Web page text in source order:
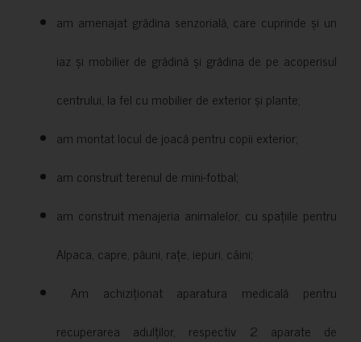
am amenajat grădina senzorială, care cuprinde și un
iaz și mobilier de grădină și grădina de pe acoperisul
centrului, la fel cu mobilier de exterior și plante;
am montat locul de joacă pentru copii exterior;
am construit terenul de mini-fotbal;
am construit menajeria animalelor, cu spațiile pentru
Alpaca, capre, păuni, rațe, iepuri, câini;
Am achiziționat aparatura medicală pentru
recuperarea adulților, respectiv 2 aparate de